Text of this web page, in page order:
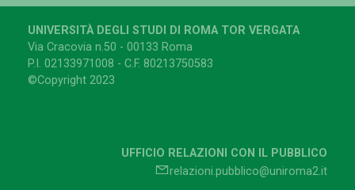
UNIVERSITÀ DEGLI STUDI DI ROMA TOR VERGATA
Via Cracovia n.50 - 00133 Roma
P.I. 02133971008 - C.F. 80213750583
©Copyright 2023
UFFICIO RELAZIONI CON IL PUBBLICO
relazioni.pubblico@uniroma2.it